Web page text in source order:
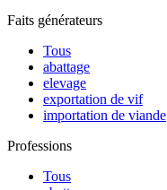
Faits générateurs
Tous
abattage
elevage
exportation de vif
importation de viande
Professions
Tous